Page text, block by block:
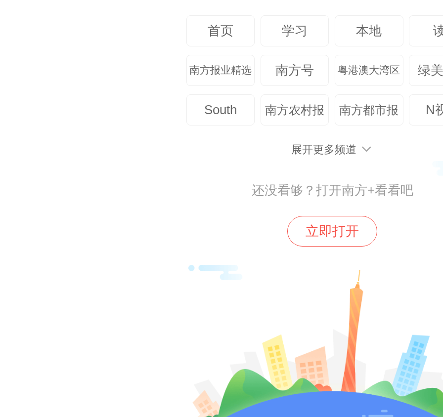
效应；一些过度娱乐化的内容不仅可能
注力，也将损害深度思考能力；等等。
汰，但不会阅读的人将面临风险与挑战
数字阅读能力不仅包括熟练操作使用数
获取知识和信息的技能，更包括在纷繁
数字空间中辨别、吸收、应用和创造信
合能力。具体包括以下几个方面。一是
流价值的定力。作为人工智能的核心
一，算法推荐常会为了追求流量带来“
房”效应，容易导致相关读者群体视野窄
以接触多元观点。面对这类算法“迷雾”，
守主流价值底线，保持清醒的鉴别力，
法推荐的信息裹挟。二是去伪存真的辨
首页 学习 本地
南方报业精选 南方号 粤港澳大湾区 绿
South 南方农村报 南方都市报 N
展开更多频道
还没看够？打开南方+看看吧
立即打开